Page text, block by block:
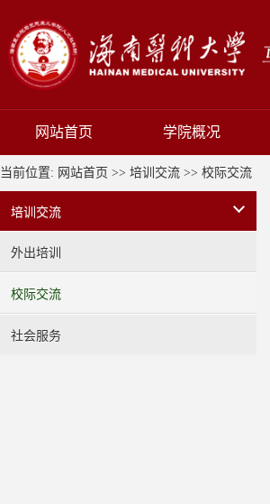
网站首页 学院概况
当前位置: 网站首页 >> 培训交流 >> 校际交流
培训交流
外出培训
校际交流
社会服务